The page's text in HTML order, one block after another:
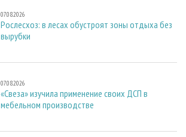
07.08.2026
Рослесхоз: в лесах обустроят зоны отдыха без
вырубки
07.08.2026
«Свеза» изучила применение своих ДСП в
мебельном производстве